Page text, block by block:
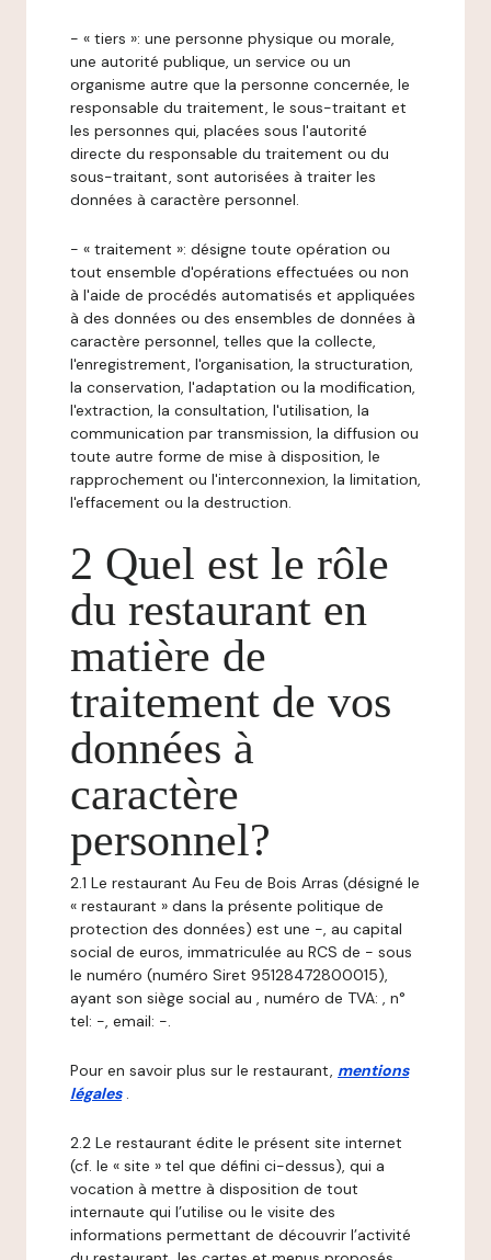
- « tiers »: une personne physique ou morale,
une autorité publique, un service ou un
organisme autre que la personne concernée, le
responsable du traitement, le sous-traitant et
les personnes qui, placées sous l'autorité
directe du responsable du traitement ou du
sous-traitant, sont autorisées à traiter les
données à caractère personnel.
- « traitement »: désigne toute opération ou
tout ensemble d'opérations effectuées ou non
à l'aide de procédés automatisés et appliquées
à des données ou des ensembles de données à
caractère personnel, telles que la collecte,
l'enregistrement, l'organisation, la structuration,
la conservation, l'adaptation ou la modification,
l'extraction, la consultation, l'utilisation, la
communication par transmission, la diffusion ou
toute autre forme de mise à disposition, le
rapprochement ou l'interconnexion, la limitation,
l'effacement ou la destruction.
2 Quel est le rôle
du restaurant en
matière de
traitement de vos
données à
caractère
personnel?
2.1 Le restaurant Au Feu de Bois Arras (désigné le
« restaurant » dans la présente politique de
protection des données) est une -, au capital
social de euros, immatriculée au RCS de - sous
le numéro (numéro Siret 95128472800015),
ayant son siège social au , numéro de TVA: , n°
tel: -, email: -.
Pour en savoir plus sur le restaurant, mentions
légales .
2.2 Le restaurant édite le présent site internet
(cf. le « site » tel que défini ci-dessus), qui a
vocation à mettre à disposition de tout
internaute qui l’utilise ou le visite des
informations permettant de découvrir l’activité